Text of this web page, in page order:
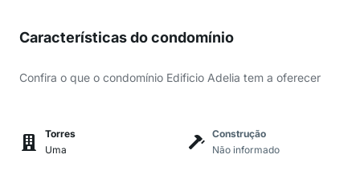
Características do condomínio
Confira o que o condomínio Edificio Adelia tem a oferecer
Torres
Uma
Construção
Não informado